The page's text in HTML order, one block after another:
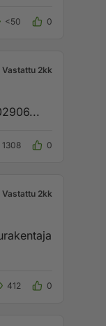
<50 0
Vastattu 2kk
1308 0
Vastattu 2kk
412 0